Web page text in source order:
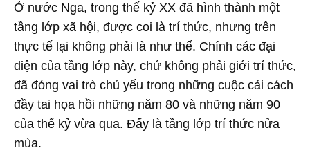
Ở nước Nga, trong thế kỷ XX đã hình thành một
tầng lớp xã hội, được coi là trí thức, nhưng trên
thực tế lại không phải là như thế. Chính các đại
diện của tầng lớp này, chứ không phải giới trí thức,
đã đóng vai trò chủ yếu trong những cuộc cải cách
đầy tai họa hồi những năm 80 và những năm 90
của thế kỷ vừa qua. Đấy là tầng lớp trí thức nửa
mùa.